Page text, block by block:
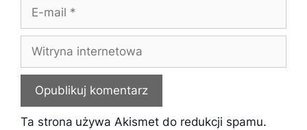
Witryna
internetowa
Ta strona używa Akismet do redukcji spamu.